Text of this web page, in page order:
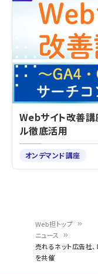
Web担トップ
ニュース
売れるネット広告社
を共催
Webサイト改善
ル徹底活用
オンデマンド講座